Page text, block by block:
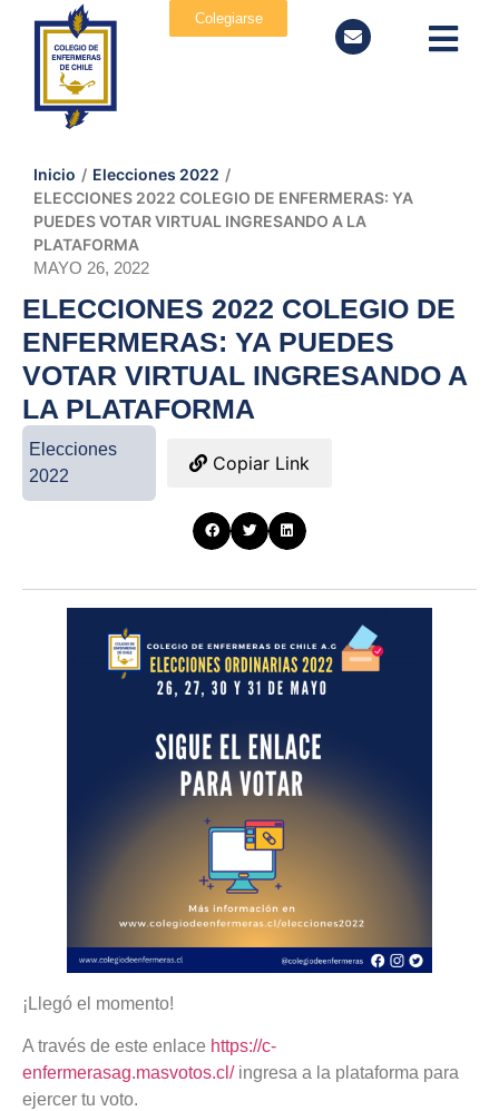
Colegiarse
Inicio / Elecciones 2022 /
ELECCIONES 2022 COLEGIO DE ENFERMERAS: YA
PUEDES VOTAR VIRTUAL INGRESANDO A LA
PLATAFORMA
MAYO 26, 2022
ELECCIONES 2022 COLEGIO DE
ENFERMERAS: YA PUEDES
VOTAR VIRTUAL INGRESANDO A
LA PLATAFORMA
Elecciones
2022
Copiar Link
¡Llegó el momento!
A través de este enlace https://c-
enfermerasag.masvotos.cl/ingresa a la plataforma para
ejercer tu voto.